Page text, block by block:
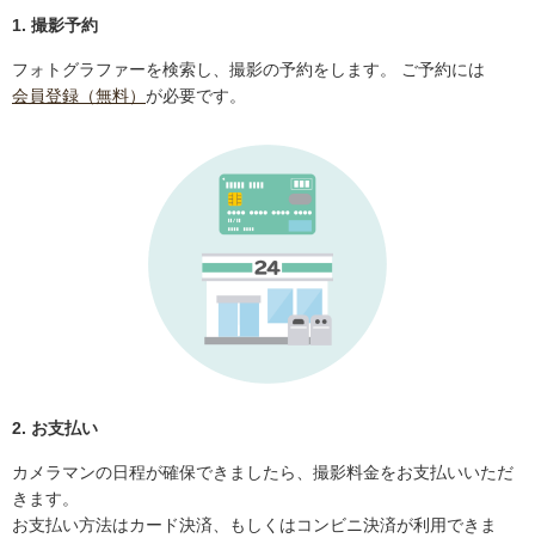
1. 撮影予約
フォトグラファーを検索し、撮影の予約をします。 ご予約には
会員登録（無料） が必要です。
2. お支払い
カメラマンの日程が確保できましたら、撮影料金をお支払いいただ
きます。
お支払い方法はカード決済、もしくはコンビニ決済が利用できま